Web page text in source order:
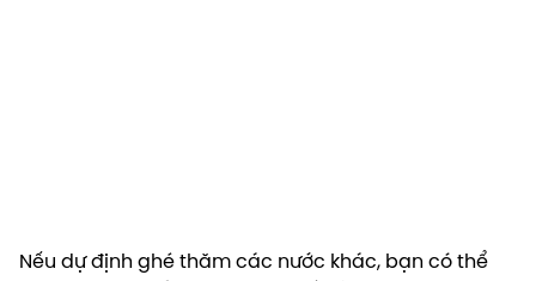
Nếu dự định ghé thăm các nước khác, bạn có thể